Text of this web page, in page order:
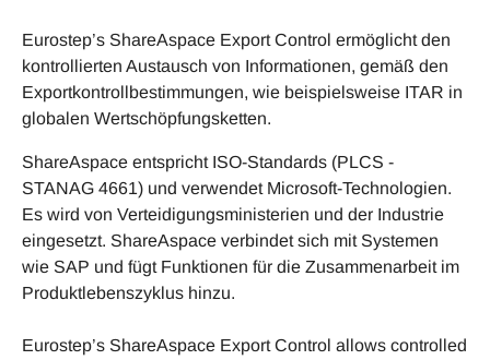
Eurostep’s ShareAspace Export Control ermöglicht den
kontrollierten Austausch von Informationen, gemäß den
Exportkontrollbestimmungen, wie beispielsweise ITAR in
globalen Wertschöpfungsketten.
ShareAspace entspricht ISO-Standards (PLCS -
STANAG 4661) und verwendet Microsoft-Technologien.
Es wird von Verteidigungsministerien und der Industrie
eingesetzt. ShareAspace verbindet sich mit Systemen
wie SAP und fügt Funktionen für die Zusammenarbeit im
Produktlebenszyklus hinzu.
Eurostep’s ShareAspace Export Control allows controlled